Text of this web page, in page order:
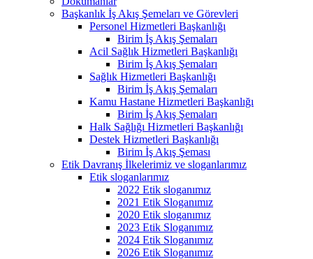
Başkanlık İş Akış Şemeları ve Görevleri
Personel Hizmetleri Başkanlığı
Birim İş Akış Şemaları
Acil Sağlık Hizmetleri Başkanlığı
Birim İş Akış Şemaları
Sağlık Hizmetleri Başkanlığı
Birim İş Akış Şemaları
Kamu Hastane Hizmetleri Başkanlığı
Birim İş Akış Şemaları
Halk Sağlığı Hizmetleri Başkanlığı
Destek Hizmetleri Başkanlığı
Birim İş Akış Şeması
Etik Davranış İlkelerimiz ve sloganlarımız
Etik sloganlarımız
2022 Etik sloganımız
2021 Etik Sloganımız
2020 Etik sloganımız
2023 Etik Sloganımız
2024 Etik Sloganımız
2026 Etik Sloganımız